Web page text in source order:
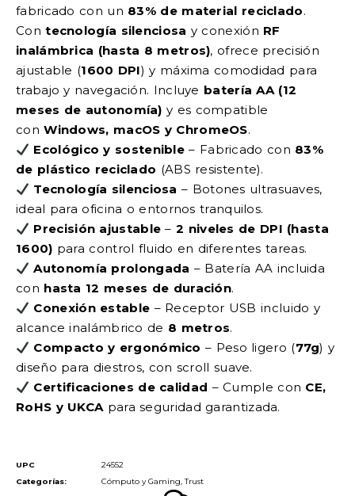
fabricado con un 83% de material reciclado.
Contecnología silenciosa y conexión RF
inalámbrica (hasta 8 metros), ofrece precisión
ajustable (1600 DPI) y máxima comodidad para
trabajo y navegación. Incluye batería AA (12
meses de autonomía) y es compatible
conWindows, macOS y ChromeOS.
Ecológico y sostenible – Fabricado con 83%
de plástico reciclado (ABS resistente).
Tecnología silenciosa – Botones ultrasuaves,
ideal para oficina o entornos tranquilos.
Precisión ajustable –2 niveles de DPI (hasta
1600) para control fluido en diferentes tareas.
Autonomía prolongada – Batería AA incluida
con hasta 12 meses de duración.
Conexión estable – Receptor USB incluido y
alcance inalámbrico de 8 metros.
Compacto y ergonómico – Peso ligero (77g) y
diseño para diestros, con scroll suave.
Certificaciones de calidad – Cumple con CE,
RoHS y UKCApara seguridad garantizada.
UPC
24552
Categorías:
Cómputo y Gaming,Trust